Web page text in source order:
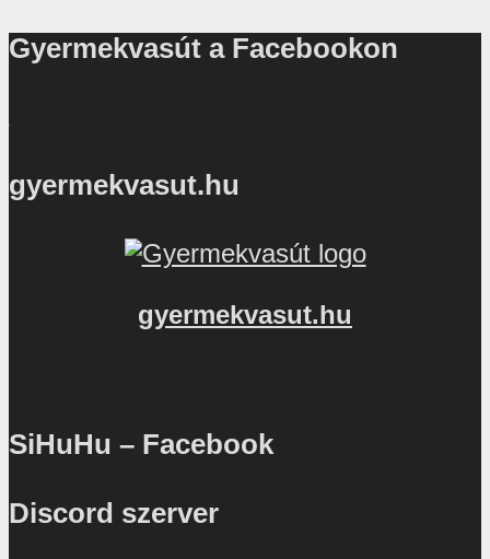
Gyermekvasút a Facebookon
gyermekvasut.hu
gyermekvasut.hu
SiHuHu – Facebook
Discord szerver